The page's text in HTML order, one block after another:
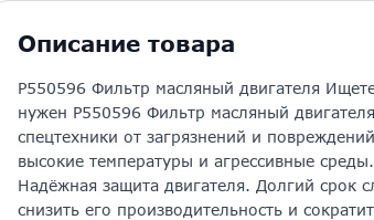
Описание товара
P550596 Фильтр масляный двигателя
нужен P550596 Фильтр масляный
спецтехники от загрязнений и
высокие температуры и агрессивные
Надёжная защита двигателя. Долгий срок
снизить его производительность и